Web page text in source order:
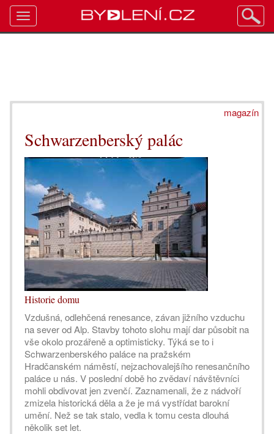
magazín
Schwarzenberský palác
Historie domu
Vzdušná, odlehčená renesance, závan jižního vzduchu
na sever od Alp. Stavby tohoto slohu mají dar působit na
vše okolo prozářeně a optimisticky. Týká se to i
Schwarzenberského paláce na pražském
Hradčanském náměstí, nejzachovalejšího renesančního
paláce u nás. V poslední době ho zvědaví návštěvníci
mohli obdivovat jen zvenčí. Zaznamenali, že z nádvoří
zmizela historická děla a že je má vystřídat barokní
umění. Než se tak stalo, vedla k tomu cesta dlouhá
několik set let.
Toggle
navigation